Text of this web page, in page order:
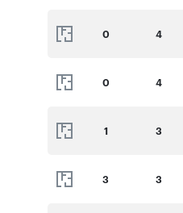
0 4
0 4
1 3
3 3